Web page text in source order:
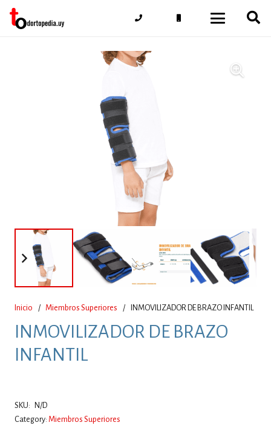
Inicio / Miembros Superiores / INMOVILIZADOR DE BRAZO INFANTIL
INMOVILIZADOR DE BRAZO
INFANTIL
SKU:
N/D
Category: Miembros Superiores